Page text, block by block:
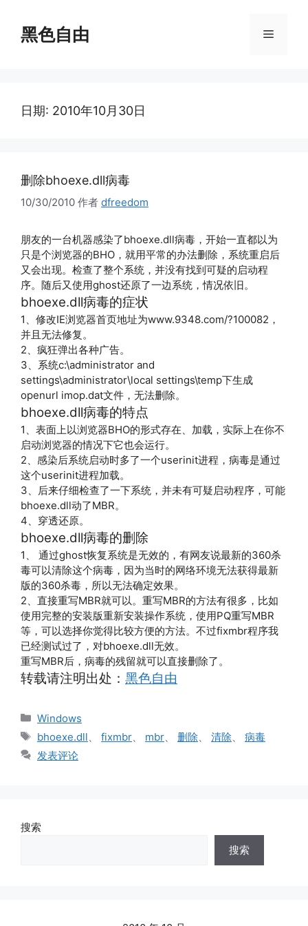
黑色自由 菜
日期: 2010年10月30日
删除bhoexe.dll病毒
10/30/2010 作者 dfreedom
朋友的一台机器感染了bhoexe.dll病毒，开始一直都以为
只是个浏览器的BHO，就用平常的办法删除，系统重启后
又会出现。检查了整个系统，并没有找到可疑的启动程
序。随后又使用ghost还原了一边系统，情况依旧。
bhoexe.dll病毒的症状
1、修改IE浏览器首页地址为www.9348.com/?100082，
并且无法修复。
2、疯狂弹出各种广告。
3、系统c:\administrator and
settings\administrator\local settings\temp下生成
openurl imop.dat文件，无法删除。
bhoexe.dll病毒的特点
1、表面上以浏览器BHO的形式存在、加载，实际上在你不
启动浏览器的情况下它也会运行。
2、感染后系统启动时多了一个userinit进程，病毒是通过
这个userinit进程加载。
3、后来仔细检查了一下系统，并未有可疑启动程序，可能
bhoexe.dll动了MBR。
4、穿透还原。
bhoexe.dll病毒的删除
1、 通过ghost恢复系统是无效的，有网友说最新的360杀
毒可以清除这个病毒，因为当时的网络环境无法获得最新
版的360杀毒，所以无法确定效果。
2、直接重写MBR就可以。重写MBR的方法有很多，比如
使用完整的安装版重新安装操作系统，使用PQ重写MBR
等，可以选择你觉得比较方便的方法。不过fixmbr程序我
已经测试过了，对bhoexe.dll无效。
重写MBR后，病毒的残留就可以直接删除了。
转载请注明出处： 黑色自由
分
类
Windows
标
签
bhoexe.dll fixmbr mbr 删除 清除
病毒
发表评论
搜索
搜索